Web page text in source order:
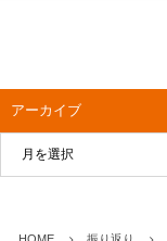
アーカイブ